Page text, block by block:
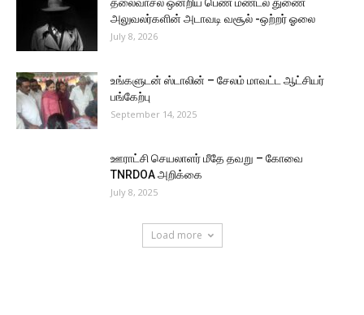
தலைவாசல் ஒன்றிய பெண் மண்டல துணை
அலுவலர்களின் அடாவடி வசூல் -ஒற்றர் ஓலை
July 8, 2026
உங்களுடன் ஸ்டாலின் – சேலம் மாவட்ட ஆட்சியர்
பங்கேற்பு
September 14, 2025
ஊராட்சி செயலாளர் மீதே தவறு – கோவை
TNRDOA அறிக்கை
July 8, 2025
Load more